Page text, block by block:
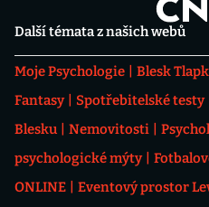
Další témata z našich webů
Moje Psychologie Blesk
Fantasy
Spotřebitelské testy
Blesku
Nemovitosti
psychologické mýty
ONLINE
Eventový prostor